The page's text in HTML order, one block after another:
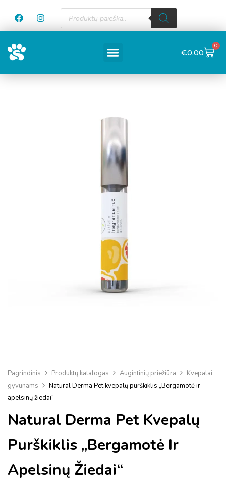
€0.00
0
Pagrindinis Produktų katalogas Augintinių priežiūra
Kvepalai
gyvūnams
Natural Derma Pet kvepalų purškiklis „Bergamotė ir
apelsinų žiedai“
Natural Derma Pet Kvepalų
Purškiklis „Bergamotė Ir
Apelsinų Žiedai“